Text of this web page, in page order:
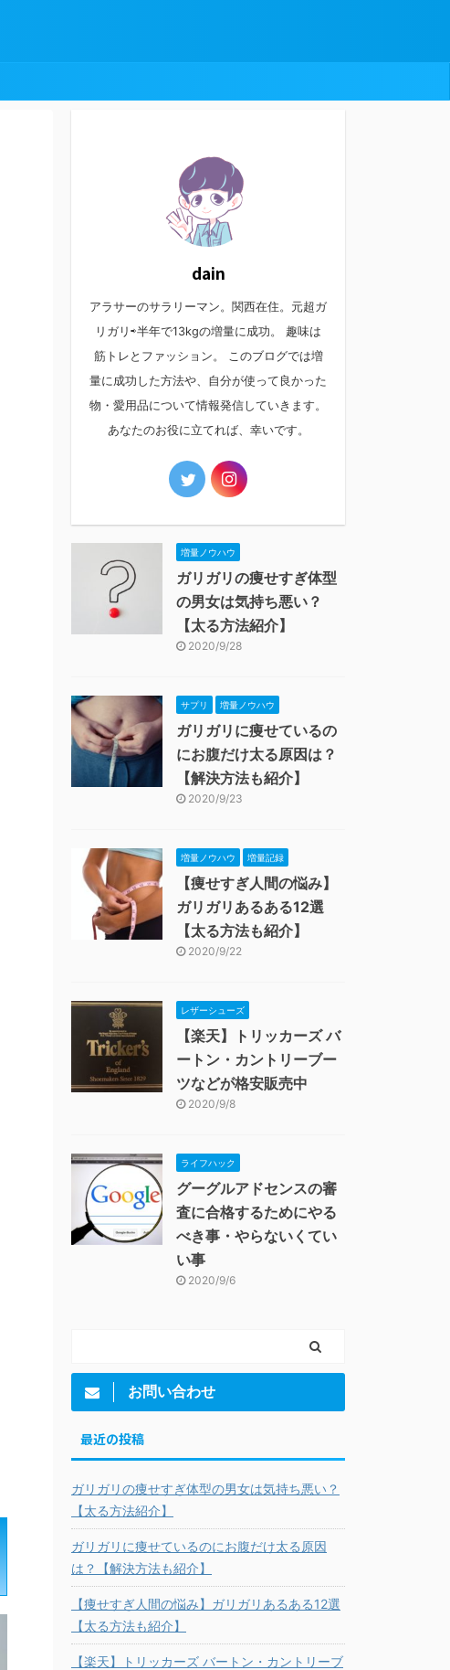
dain
アラサーのサラリーマン。関西在住。元超ガ
リガリ⇨半年で13kgの増量に成功。 趣味は
筋トレとファッション。 このブログでは増
量に成功した方法や、自分が使って良かった
物・愛用品について情報発信していきます。
あなたのお役に立てれば、幸いです。
増量ノウハウ
ガリガリの痩せすぎ体型
の男女は気持ち悪い？
【太る方法紹介】
2020/9/28
サプリ 増量ノウハウ
ガリガリに痩せているの
にお腹だけ太る原因は？
【解決方法も紹介】
2020/9/23
増量ノウハウ 増量記録
【痩せすぎ人間の悩み】
ガリガリあるある12選
【太る方法も紹介】
2020/9/22
レザーシューズ
【楽天】トリッカーズ バ
ートン・カントリーブー
ツなどが格安販売中
2020/9/8
ライフハック
グーグルアドセンスの審
査に合格するためにやる
べき事・やらないくてい
い事
2020/9/6
お問い合わせ
最近の投稿
ガリガリの痩せすぎ体型の男女は気持ち悪い？
【太る方法紹介】
ガリガリに痩せているのにお腹だけ太る原因
は？【解決方法も紹介】
【痩せすぎ人間の悩み】ガリガリあるある12選
【太る方法も紹介】
【楽天】トリッカーズ バートン・カントリーブ